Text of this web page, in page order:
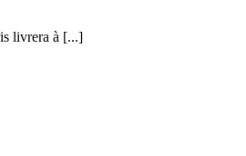
livrera à [...]